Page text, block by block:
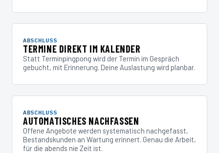
ABSCHLUSS
TERMINE DIREKT IM KALENDER
Statt Terminpingpong wird der Termin im Gespräch
gebucht, mit Erinnerung. Deine Auslastung wird planbar.
ABSCHLUSS
AUTOMATISCHES NACHFASSEN
Offene Angebote werden systematisch nachgefasst,
Bestandskunden an Wartung erinnert. Genau die Arbeit,
für die abends nie Zeit ist.